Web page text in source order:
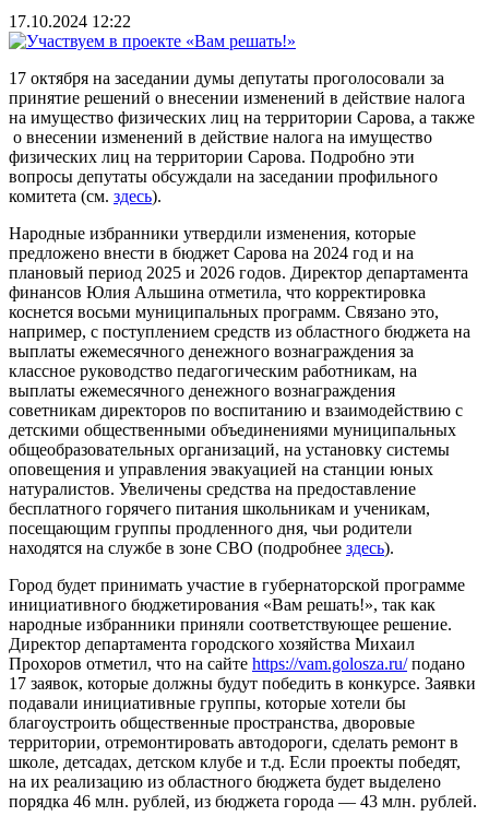
17.10.2024 12:22
17 октября на заседании думы депутаты проголосовали за
принятие решений о внесении изменений в действие налога
на имущество физических лиц на территории Сарова, а также
о внесении изменений в действие налога на имущество
физических лиц на территории Сарова. Подробно эти
вопросы депутаты обсуждали на заседании профильного
комитета (см. здесь).
Народные избранники утвердили изменения, которые
предложено внести в бюджет Сарова на 2024 год и на
плановый период 2025 и 2026 годов. Директор департамента
финансов Юлия Альшина отметила, что корректировка
коснется восьми муниципальных программ. Связано это,
например, с поступлением средств из областного бюджета на
выплаты ежемесячного денежного вознаграждения за
классное руководство педагогическим работникам, на
выплаты ежемесячного денежного вознаграждения
советникам директоров по воспитанию и взаимодействию с
детскими общественными объединениями муниципальных
общеобразовательных организаций, на установку системы
оповещения и управления эвакуацией на станции юных
натуралистов. Увеличены средства на предоставление
бесплатного горячего питания школьникам и ученикам,
посещающим группы продленного дня, чьи родители
находятся на службе в зоне СВО (подробнее здесь).
Город будет принимать участие в губернаторской программе
инициативного бюджетирования «Вам решать!», так как
народные избранники приняли соответствующее решение.
Директор департамента городского хозяйства Михаил
Прохоров отметил, что на сайте https://vam.golosza.ru/подано
17 заявок, которые должны будут победить в конкурсе. Заявки
подавали инициативные группы, которые хотели бы
благоустроить общественные пространства, дворовые
территории, отремонтировать автодороги, сделать ремонт в
школе, детсадах, детском клубе и т.д. Если проекты победят,
на их реализацию из областного бюджета будет выделено
порядка 46 млн. рублей, из бюджета города — 43 млн. рублей.